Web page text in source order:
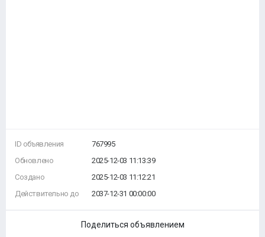
ID объявления
Обновлено
Создано
Действительно до
767995
2025-12-03 11:13:39
2025-12-03 11:12:21
2037-12-31 00:00:00
Поделиться объявлением